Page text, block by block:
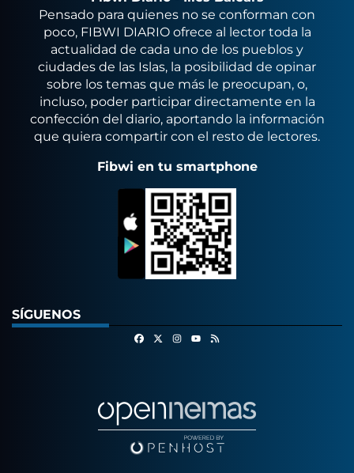
Pensado para quienes no se conforman con
poco, FIBWI DIARIO ofrece al lector toda la
actualidad de cada uno de los pueblos y
ciudades de las Islas, la posibilidad de opinar
sobre los temas que más le preocupan, o,
incluso, poder participar directamente en la
confección del diario, aportando la información
que quiera compartir con el resto de lectores.
Fibwi en tu smartphone
SÍGUENOS
FacebookInstagram